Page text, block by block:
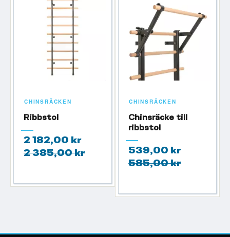
CHINSRÄCKEN
Ribbstol
2 182,00 kr
2 385,00 kr
CHINSRÄCKEN
Chinsräcke till
ribbstol
539,00 kr
585,00 kr